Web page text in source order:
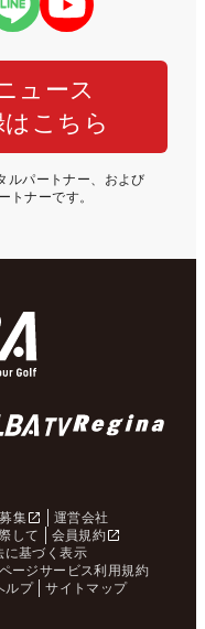
ュース
こちら
ルパートナー、および
トナーです。
集
運営会社
して
会員規約
に基づく表示
ージサービス利用規約
ルプ サイトマップ